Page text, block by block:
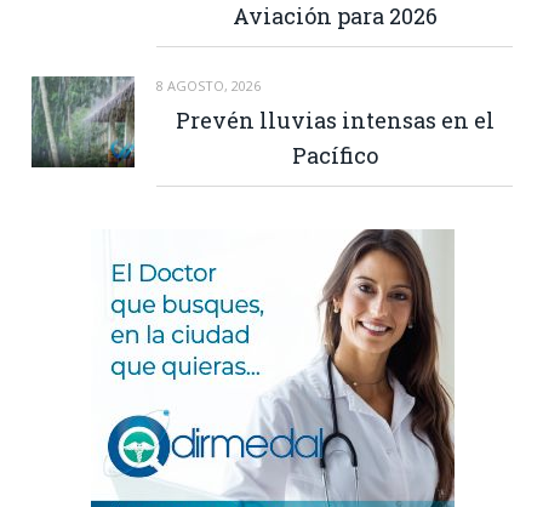
Aviación para 2026
8 AGOSTO, 2026
Prevén lluvias intensas en el
Pacífico